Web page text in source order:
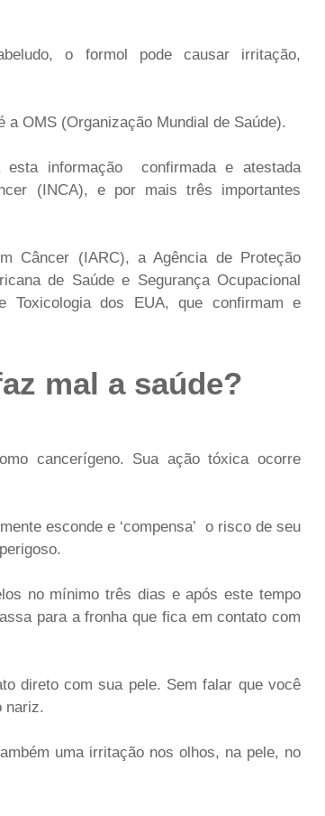
o formol pode causar irritação,
OMS (Organização Mundial de Saúde).
informação confirmada e atestada
(INCA), e por mais três importantes
Câncer (IARC), a Agência de Proteção
de Saúde e Segurança Ocupacional
Toxicologiados EUA, que confirmam e
mal a saúde?
cancerígeno. Sua ação tóxica ocorre
esconde e ‘compensa’ o risco de seu
no mínimo três dias e após este tempo
para a fronha que fica em contato com
direto com sua pele. Sem falar que você
nariz.
uma irritação nos olhos, na pele, no